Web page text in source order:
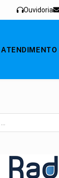
Ouvidoria
ATENDIMENTO